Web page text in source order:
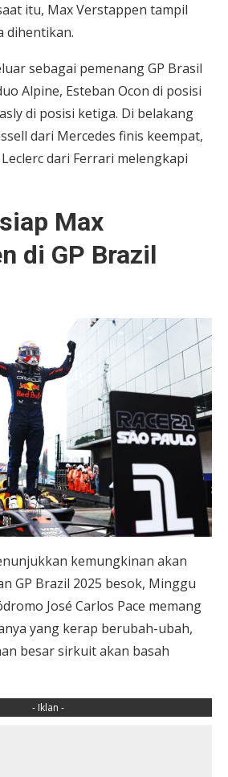
itu, Max Verstappen tampil
dihentikan.
sebagai pemenang GP Brasil
Alpine, Esteban Ocon di posisi
di posisi ketiga. Di belakang
dari Mercedes finis keempat,
dari Ferrari melengkapi
Max
di GP Brazil
kemungkinan akan
GP Brazil 2025 besok, Minggu
José Carlos Pace memang
yang kerap berubah-ubah,
besar sirkuit akan basah
- Iklan -